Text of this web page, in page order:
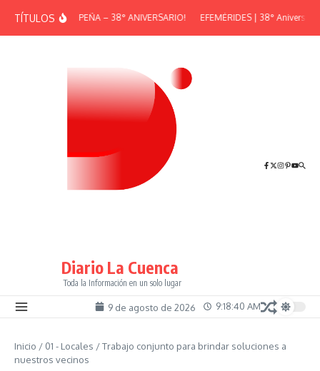
TÍTULOS¡GRAN PEÑA – 38° ANIVERSARIO! EFEMÉRIDES | 38°
Diario La Cuenca
Toda la Información en un solo lugar
9 de agosto de 2026 9:18:41 AM
Inicio / 01 - Locales /Trabajo conjunto para brindar soluciones a
nuestros vecinos